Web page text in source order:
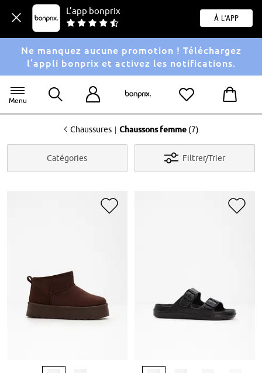
L’app bonprix
À l'app
Ne manquez aucune promotion ! Téléchargez
l’appli bonprix et activez les notifications.
Menu
<Chaussures | Chaussons femme (7)
Catégories Filtrer/Trier